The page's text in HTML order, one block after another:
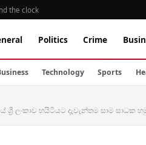
the clock
Politics Crime
Technology Sports
ශ්‍රී ලංකාව හයිටියට දැවැන්තම සාම සාධක